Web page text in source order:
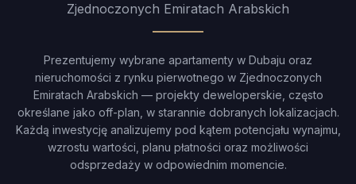
Zjednoczonych Emiratach Arabskich
Prezentujemy wybrane apartamenty w Dubaju oraz
nieruchomości z rynku pierwotnego w Zjednoczonych
Emiratach Arabskich — projekty deweloperskie, często
określane jako off-plan, w starannie dobranych lokalizacjach.
Każdą inwestycję analizujemy pod kątem potencjału wynajmu,
wzrostu wartości, planu płatności oraz możliwości
odsprzedaży w odpowiednim momencie.